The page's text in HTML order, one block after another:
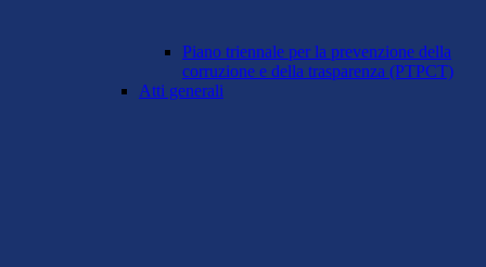
Piano triennale per la prevenzione della
corruzione e della trasparenza (PTPCT)
Atti generali